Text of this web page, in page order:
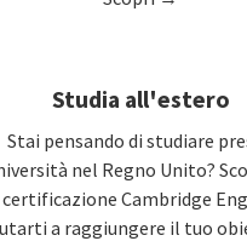
Studia all'estero
Stai pensando di studiare
nel Regno Unito?
certificazione Cambridge
a raggiungere il tuo